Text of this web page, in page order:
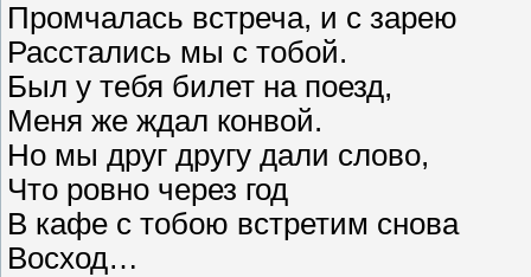
Промчалась встреча, и с зарею
Расстались мы с тобой.
Был у тебя билет на поезд,
Меня же ждал конвой.
Но мы друг другу дали слово,
Что ровно через год
В кафе с тобою встретим снова
Восход…